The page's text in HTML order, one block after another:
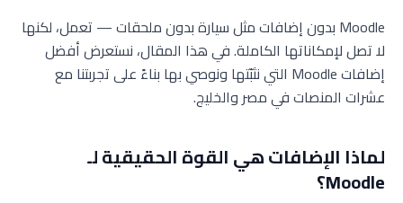
Moodle بدون إضافات مثل سيارة بدون ملحقات — تعمل، لكنها
لا تصل لإمكاناتها الكاملة. في هذا المقال، نستعرض أفضل
إضافات Moodle التي نثبّتها ونوصي بها بناءً على تجربتنا مع
عشرات المنصات في مصر والخليج.
لماذا الإضافات هي القوة الحقيقية لـ
Moodle؟